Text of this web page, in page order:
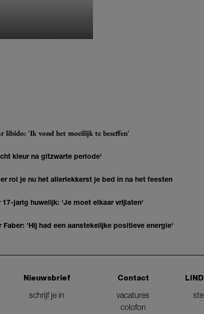
libido: 'Ik vond het moeilijk te beseffen'
kleur na gitzwarte periode'
rol je nu het allerlekkerst je bed in na het feesten
jarig huwelijk: 'Je moet elkaar vrijlaten'
'Hij had een aanstekelijke positieve energie'
Nieuwsbrief
schrijf je in
Contact
vacatures
colofon